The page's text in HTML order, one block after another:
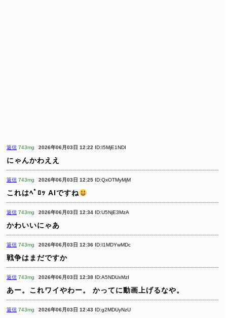
返信 743mg 2026年06月03日 12:22 ID:I5MjE1NDI
にゃんかわええ
返信 743mg 2026年06月03日 12:25 ID:QxOTMyMjM
これはﾍﾟﾛｯ AIですね
返信 743mg 2026年06月03日 12:34 ID:U5NjE3MzA
かわいいにゃあ
返信 743mg 2026年06月03日 12:36 ID:I1MDYwMDc
戦争はまだですか
返信 743mg 2026年06月03日 12:38 ID:A5NDUxMzI
あー。これワイやわー。 かってに動画上げるなや。
返信 743mg 2026年06月03日 12:43 ID:g2MDUyNzU